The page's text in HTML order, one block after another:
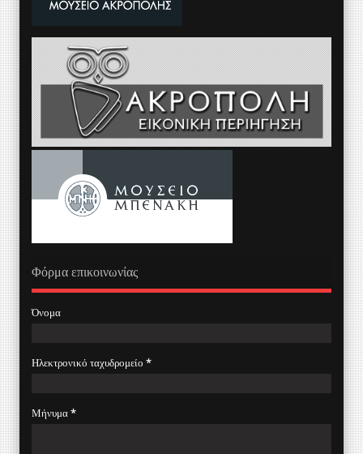
Φόρμα επικοινωνίας
Όνομα
Ηλεκτρονικό ταχυδρομείο *
Μήνυμα*